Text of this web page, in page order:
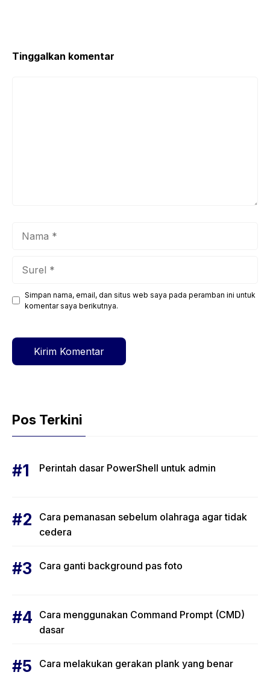
Tinggalkan komentar
Situs
web
Simpan nama, email, dan situs web saya pada peramban ini untuk
komentar saya berikutnya.
Pos Terkini
Perintah dasar PowerShell untuk admin
Cara pemanasan sebelum olahraga agar tidak
cedera
Cara ganti background pas foto
Cara menggunakan Command Prompt (CMD)
dasar
Cara melakukan gerakan plank yang benar